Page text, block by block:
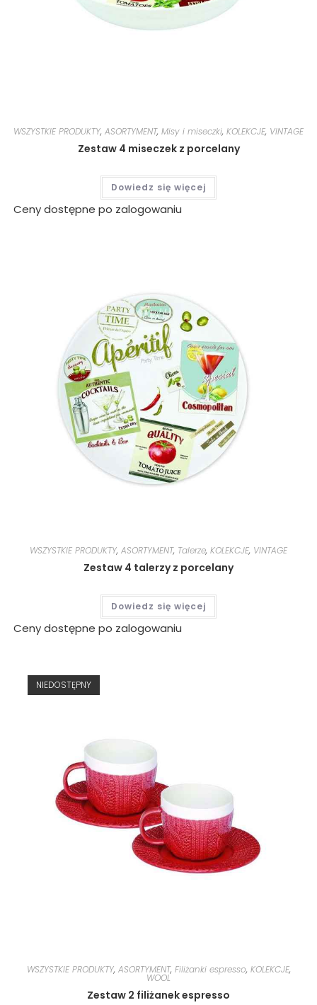
WSZYSTKIE PRODUKTY, ASORTYMENT, Misy i miseczki, KOLEKCJE, VINTAGE
Zestaw 4 miseczek z porcelany
Dowiedz się więcej
Ceny dostępne po zalogowaniu
WSZYSTKIE PRODUKTY, ASORTYMENT, Talerze, KOLEKCJE, VINTAGE
Zestaw 4 talerzy z porcelany
Dowiedz się więcej
Ceny dostępne po zalogowaniu
NIEDOSTĘPNY
WSZYSTKIE PRODUKTY, ASORTYMENT, Filiżanki espresso, KOLEKCJE,
WOOL
Zestaw 2 filiżanek espresso